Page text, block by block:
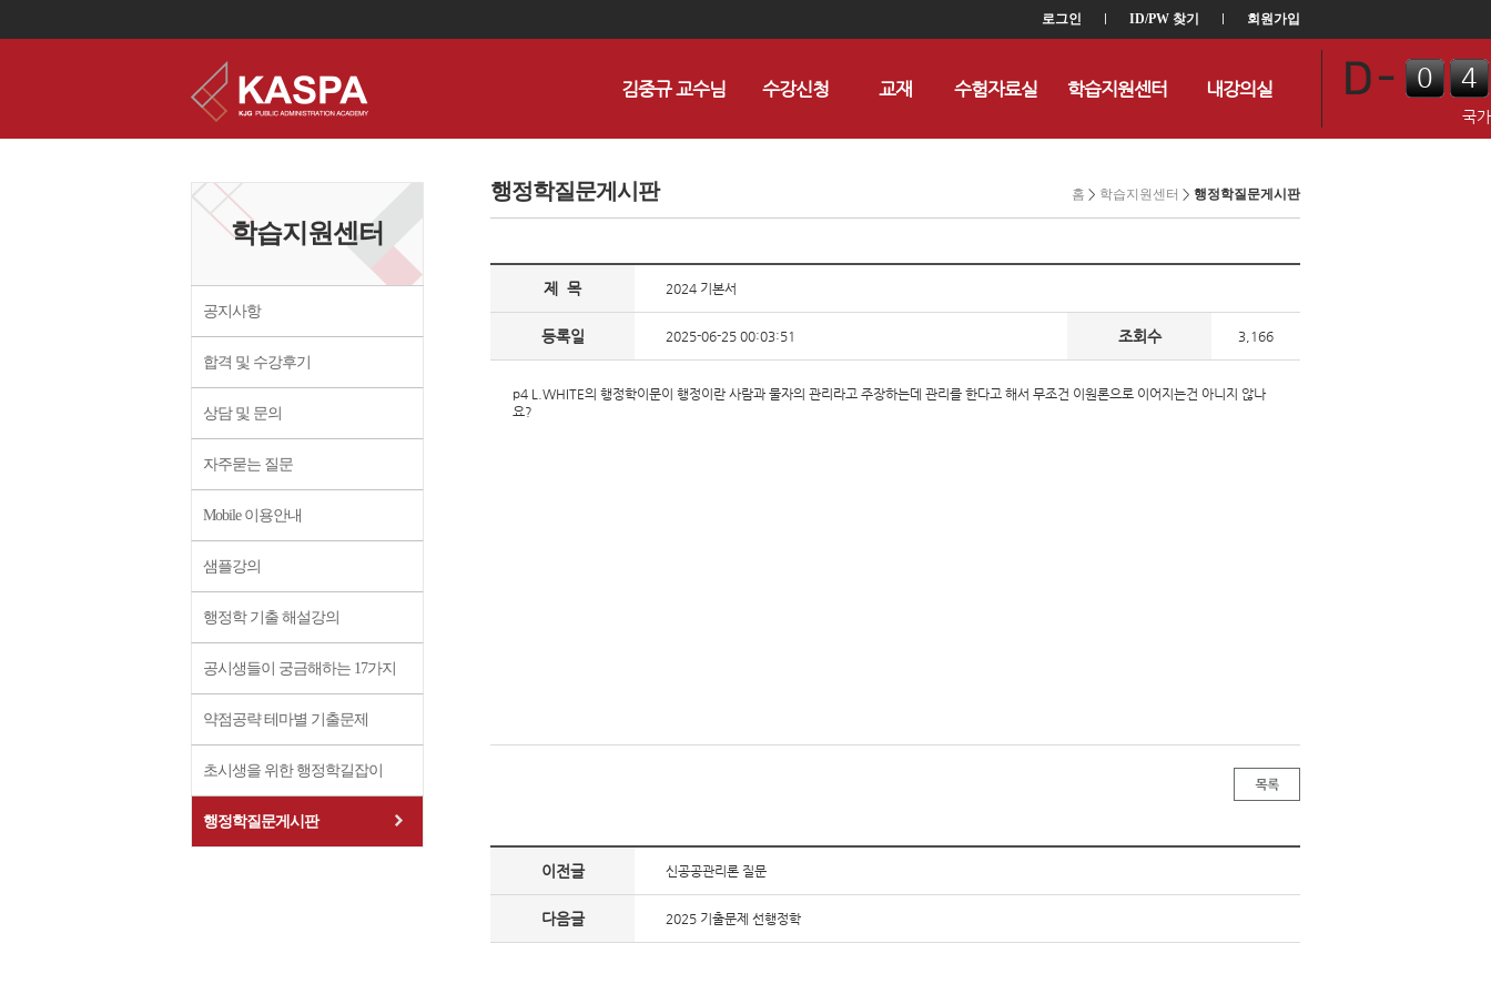
로그인 ID/PW 찾기 회원가입
0
4
8
국
김중규 교수님 수강신청 교재 수험자료실 학습지원센터 내강의실
학습지원센터
공지사항
합격 및 수강후기
상담 및 문의
자주묻는 질문
Mobile 이용안내
샘플강의
행정학 기출 해설강의
공시생들이 궁금해하는 17가지
약점공략 테마별 기출문제
초시생을 위한 행정학길잡이
행정학질문게시판
행정학질문게시판 홈 > 학습지원센터 > 행정학질문게시판
제 목 2024 기본서
등록일 2025-06-25 00:03:51 조회수 3,166
p4 L.WHITE의 행정학이문이 행정이란 사람과 물자의 관리라고 주장하는데 관리를 한다고 해서 무조건 이원론으로 이어지는건 아니지 않나
요?
이전글 신공공관리론 질문
다음글 2025 기출문제 선행정학